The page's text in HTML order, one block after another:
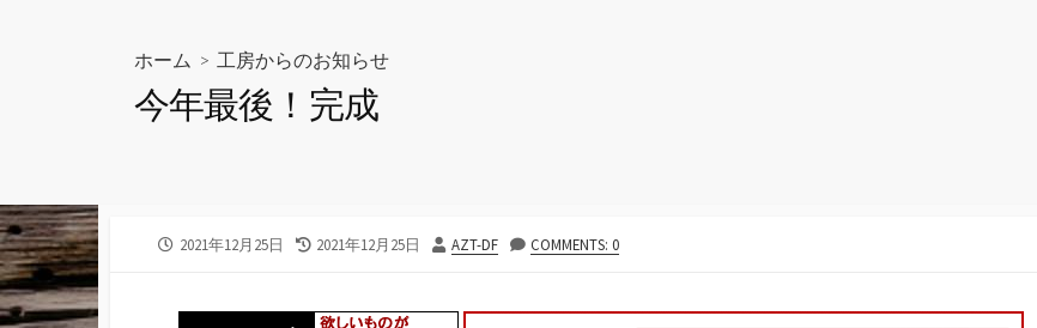
ホーム > 工房からのお知らせ
今年最後！完成
公
2021年12月25日
最
新
2021年12月25日
投
AZT-DF COMMENTS: 0